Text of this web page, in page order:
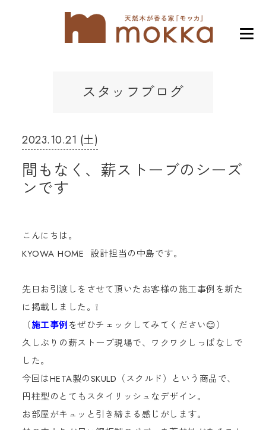
スタッフブログ
2023.10.21 (土)
間もなく、薪ストーブのシーズ
ンです
こんにちは。
KYOWA HOME 設計担当の中島です。
先日お引渡しをさせて頂いたお客様の施工事例を新た
に掲載しました。❕
（施工事例をぜひチェックしてみてください😊）
久しぶりの薪ストーブ現場で、ワクワクしっぱなしで
した。
今回はHETA製のSKULD（スクルド）という商品で、
円柱型のとてもスタイリッシュなデザイン。
お部屋がキュッと引き締まる感じがします。